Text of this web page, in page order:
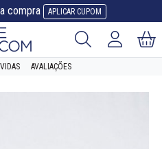
AVALIAÇÕES
compra APLICAR CUPOM